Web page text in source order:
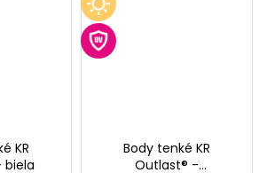
KR
biela
Body tenké KR
Outlast® -